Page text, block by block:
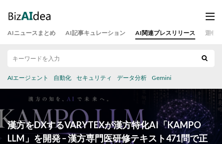
AIニュースまとめ AI記事キュレーション AI関連プレスリリース 運営
AIエージェント 自動化 セキュリティ データ分析 Gemini
漢方をDXするVARYTEXが漢方特化AI「KAMPO
LLM」を開発 – 漢方専門医研修テキスト471問で正